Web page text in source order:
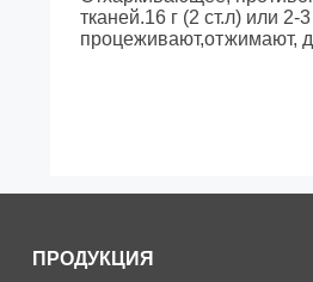
тканей.16 г (2 ст.л) или
процеживают,отжимают,
ПРОДУКЦИЯ